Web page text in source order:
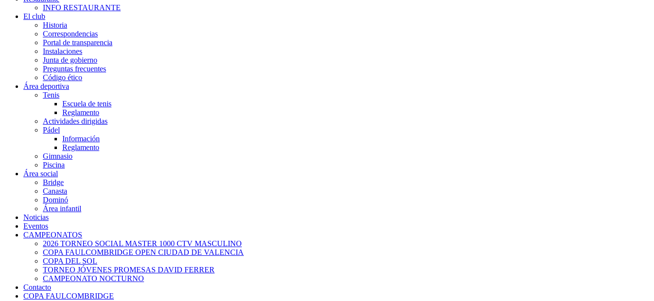
INFO RESTAURANTE
El club
Historia
Correspondencias
Portal de transparencia
Instalaciones
Junta de gobierno
Preguntas frecuentes
Código ético
Área deportiva
Tenis
Escuela de tenis
Reglamento
Actividades dirigidas
Pádel
Información
Reglamento
Gimnasio
Piscina
Área social
Bridge
Canasta
Dominó
Área infantil
Noticias
Eventos
CAMPEONATOS
2026 TORNEO SOCIAL MASTER 1000 CTV MASCULINO
COPA FAULCOMBRIDGE OPEN CIUDAD DE VALENCIA
COPA DEL SOL
TORNEO JÓVENES PROMESAS DAVID FERRER
CAMPEONATO NOCTURNO
Contacto
COPA FAULCOMBRIDGE